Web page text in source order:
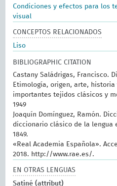
Condiciones y efectos para los
visual
CONCEPTOS RELACIONADOS
Liso
BIBLIOGRAPHIC CITATION
Castany Saládrigas, Francisco.
Etimología, origen, arte,
importantes tejidos clásicos y
1949
Joaquín Domínguez, Ramón.
diccionario clásico de la lengua
1849.
«Real Academia Española».
2018. http://www.rae.es/.
EN OTRAS LENGUAS
Satiné (attribut)